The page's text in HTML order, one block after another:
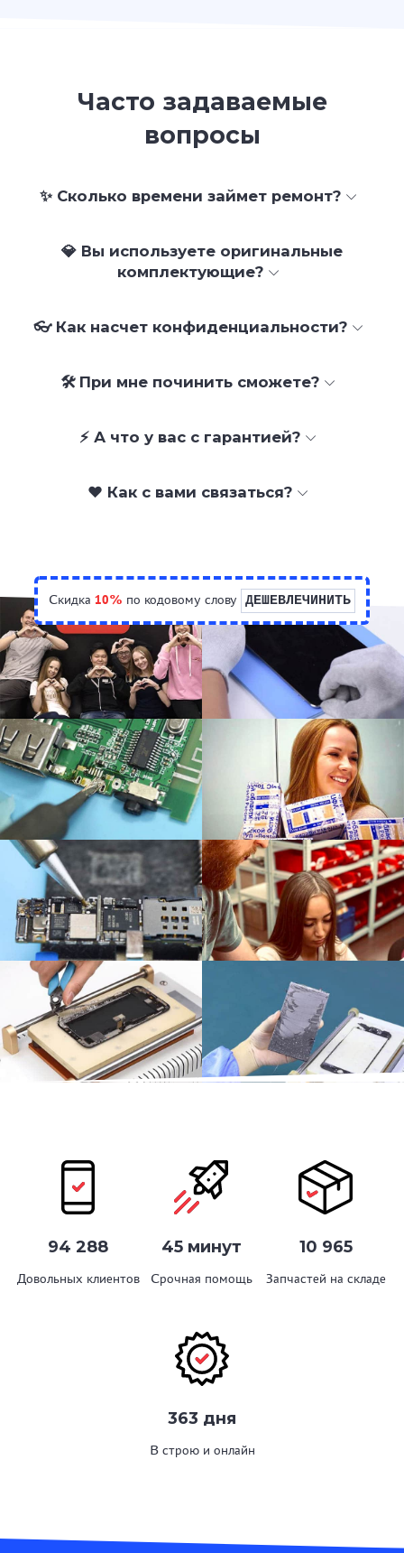
Часто задаваемые
вопросы
✨ Сколько времени займет ремонт?
💎 Вы используете оригинальные
комплектующие?
👓 Как насчет конфиденциальности?
🛠 При мне починить сможете?
⚡ А что у вас с гарантией?
❤️ Как с вами связаться?
Скидка 10% по кодовому слову ДЕШЕВЛЕЧИНИТЬ
94 288
Довольных клиентов
45 минут
Срочная помощь
10 965
Запчастей на складе
363 дня
В строю и онлайн